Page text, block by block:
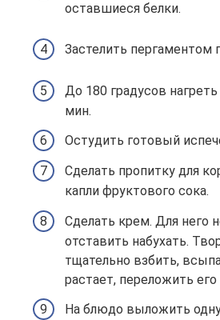
оставшиеся белки.
Застелить пергаментом
До 180 градусов
мин.
Остудить готовый
Сделать пропитку для
капли фруктового сока.
Сделать крем. Для него
отставить набухать.
тщательно взбить,
растает, переложить
На блюдо выложить